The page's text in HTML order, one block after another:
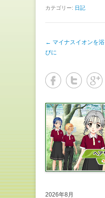
カテゴリー: 日記
投稿ナビゲーション
← マイナスイオンを浴
びに
2026年8月